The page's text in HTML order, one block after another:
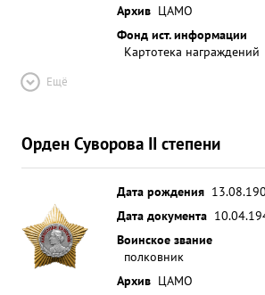
Архив ЦАМО
Фонд ист. информации
Картотека награждений
Ещё
Орден Суворова II степени
Дата рождения
Дата документа
Воинское звание
полковник
Архив ЦАМО